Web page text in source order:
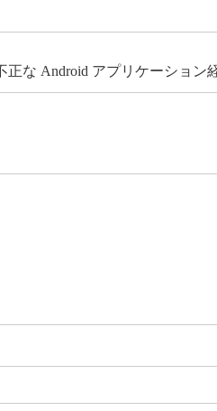
な Android アプリケーション